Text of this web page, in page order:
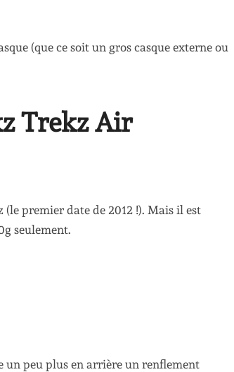
(que ce soit un gros casque externe ou
Trekz Air
premier date de 2012 !). Mais il est
seulement.
un peu plus en arrière un renflement